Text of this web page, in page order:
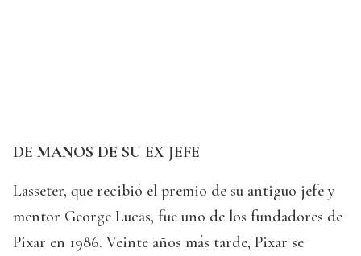
DE MANOS DE SU EX JEFE
Lasseter, que recibió el premio de su antiguo jefe y
mentor George Lucas, fue uno de los fundadores de
Pixar en 1986. Veinte años más tarde, Pixar se